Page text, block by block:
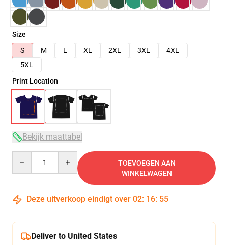
Size
S
M L XL 2XL 3XL
4XL
5XL
Print Location
Bekijk maattabel
TOEVOEGEN AAN
WINKELWAGEN
Deze uitverkoop eindigt over 02: 16: 54
Deliver to United States